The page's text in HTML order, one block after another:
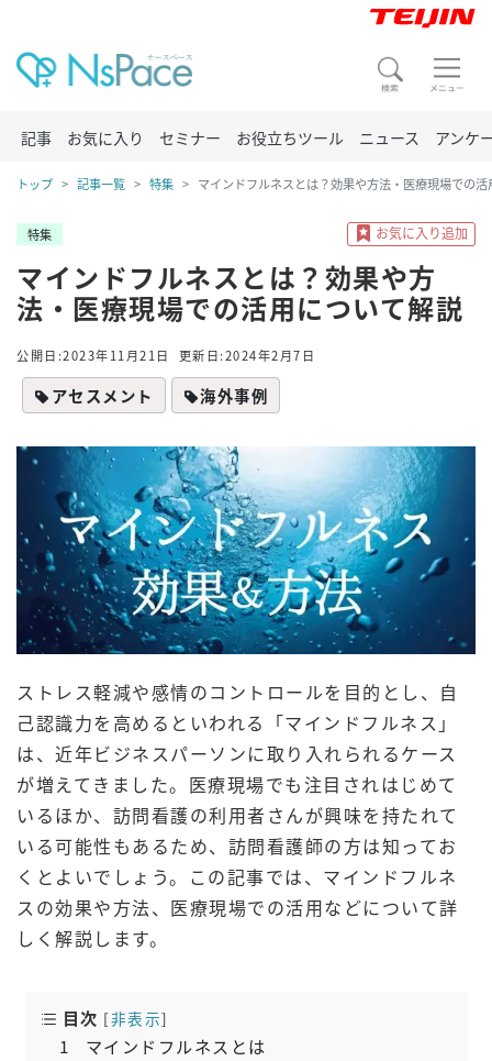
記事 お気に入り セミナー お役立ちツール ニュース アンケ
トップ 記事一覧 特集 マインドフルネスとは？効果や方法・医療現場での
特集
マインドフルネスとは？効果や方
法・医療現場での活用について解説
公開日:2023年11月21日 更新日:2024年2月7日
アセスメント 海外事例
ストレス軽減や感情のコントロールを目的とし、自
己認識力を高めるといわれる「マインドフルネス」
は、近年ビジネスパーソンに取り入れられるケース
が増えてきました。医療現場でも注目されはじめて
いるほか、訪問看護の利用者さんが興味を持たれて
いる可能性もあるため、訪問看護師の方は知ってお
くとよいでしょう。この記事では、マインドフルネ
スの効果や方法、医療現場での活用などについて詳
しく解説します。
目次 [非表示]
1
マインドフルネスとは